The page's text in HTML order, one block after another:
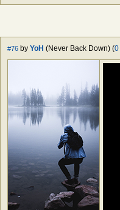
#76 by YoH (Never Back Down) (0